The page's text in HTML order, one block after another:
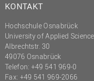
KONTAKT
Hochschule Osnabrück
University of Applied
Albrechtstr. 30
49076 Osnabrück
Telefon: +49 541 969-0
Fax: +49 541 969-2066